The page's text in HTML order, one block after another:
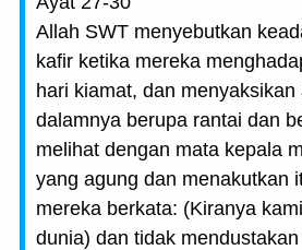
Allah SWT menyebutkan
kafir ketika mereka
hari kiamat, dan
dalamnya berupa rantai dan
melihat dengan mata kepala
yang agung dan menakutkan
mereka berkata: (Kiranya
dunia) dan tidak